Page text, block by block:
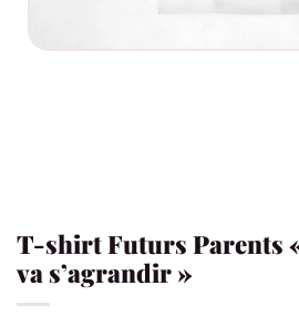
T-shirt Futurs Parents
va s’agrandir »